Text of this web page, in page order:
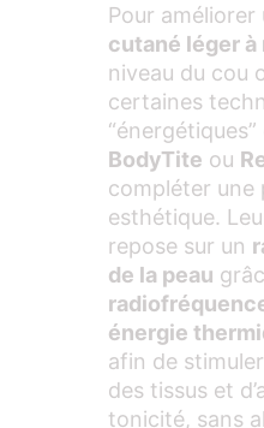
Pour améliorer
cutané léger à
niveau du cou
certaines
BodyTite ou
compléter une
esthétique.
repose sur un
de la peau
énergie
afin de
des tissus et
tonicité, sans